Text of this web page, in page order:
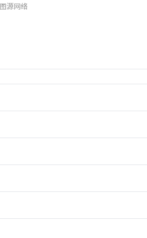
图源网络